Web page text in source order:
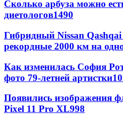
Сколько арбуза можно
диетологов1490
Гибридный Nissan Qashqai
рекордные 2000 км на
Как изменилась София
фото 79-летней артистки
Появились изображения
Pixel 11 Pro XL998